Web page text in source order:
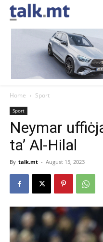
Home Sport
Sport
Neymar
ta’ Al-Hilal
By talk.mt - August 15, 2023